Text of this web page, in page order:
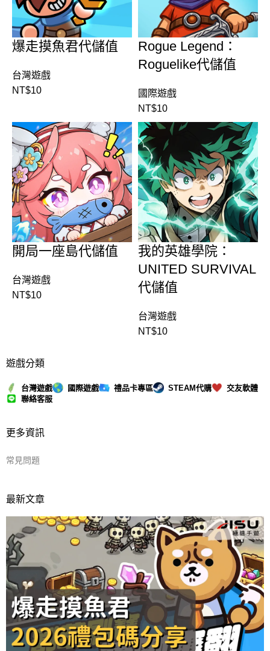
爆走摸魚君代儲值
台灣遊戲
NT$10
Rogue Legend：
Roguelike代儲值
國際遊戲
NT$10
開局一座島代儲值
台灣遊戲
NT$10
我的英雄學院：
UNITED SURVIVAL
代儲值
台灣遊戲
NT$10
遊戲分類
台灣遊戲 國際遊戲 禮品卡專區 STEAM代購
交友軟體
聯絡客服
更多資訊
常見問題
最新文章